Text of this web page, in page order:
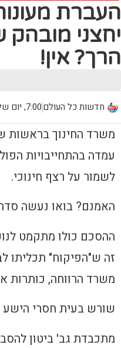
העברת
יחצני
הרך? אין!
חדשות כל העולם7:00, יום שלישי (20.07)
משרד החינוך בראשות
עמדה בהתחייבויות
לשמור על רצף חינוכי.
האמנם? בואו נעשה
ההסכם כולו מתקמט
זה ש"הפיקוח" תכליתו
משרד הרווחה, כותרות
שורש בעית חסרי הישע